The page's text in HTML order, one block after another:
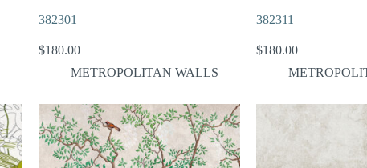
382301
$180.00
METROPOLITAN WALLS
382311
$180.00